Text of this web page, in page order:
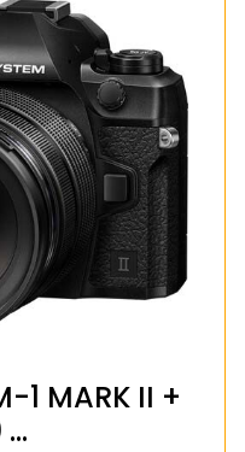
1 MARK II +
…